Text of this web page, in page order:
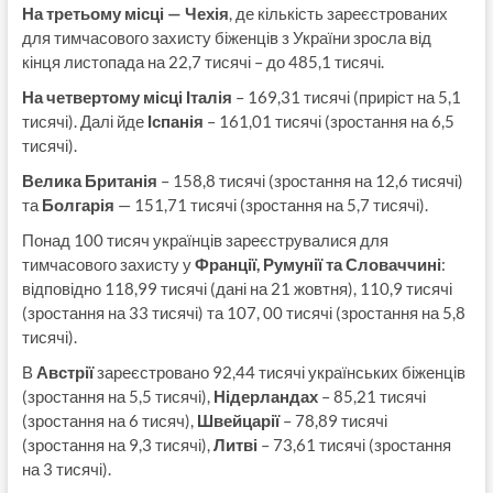
На третьому місці — Чехія, де кількість зареєстрованих
для тимчасового захисту біженців з України зросла від
кінця листопада на 22,7 тисячі – до 485,1 тисячі.
На четвертому місці Італія – 169,31 тисячі (приріст на 5,1
тисячі). Далі йдеІспанія – 161,01 тисячі (зростання на 6,5
тисячі).
Велика Британія – 158,8 тисячі (зростання на 12,6 тисячі)
та Болгарія — 151,71 тисячі (зростання на 5,7 тисячі).
Понад 100 тисяч українців зареєструвалися для
тимчасового захисту уФранції, Румунії та Словаччині:
відповідно 118,99 тисячі (дані на 21 жовтня), 110,9 тисячі
(зростання на 33 тисячі) та 107, 00 тисячі (зростання на 5,8
тисячі).
В Австріїзареєстровано 92,44 тисячі українських біженців
(зростання на 5,5 тисячі), Нідерландах– 85,21 тисячі
(зростання на 6 тисяч), Швейцарії– 78,89 тисячі
(зростання на 9,3 тисячі),Литві – 73,61 тисячі (зростання
на 3 тисячі).